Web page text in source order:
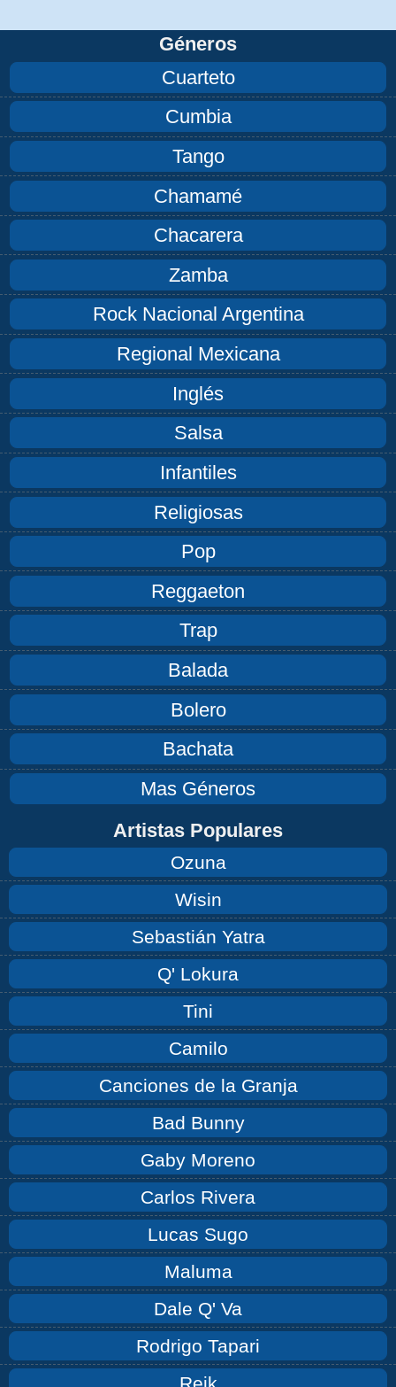
Géneros
Cuarteto
Cumbia
Tango
Chamamé
Chacarera
Zamba
Rock Nacional Argentina
Regional Mexicana
Inglés
Salsa
Infantiles
Religiosas
Pop
Reggaeton
Trap
Balada
Bolero
Bachata
Mas Géneros
Artistas Populares
Ozuna
Wisin
Sebastián Yatra
Q' Lokura
Tini
Camilo
Canciones de la Granja
Bad Bunny
Gaby Moreno
Carlos Rivera
Lucas Sugo
Maluma
Dale Q' Va
Rodrigo Tapari